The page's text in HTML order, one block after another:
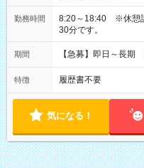
勤務時間
8:20～18:40 ※休憩
30分です。
期間 【急募】即日～長
特徴 履歴書不要
気になる！